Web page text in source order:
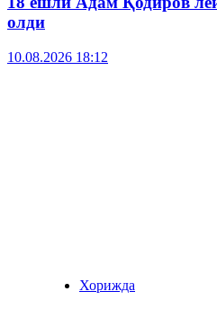
олди
10.08.2026 18:12
Хорижда